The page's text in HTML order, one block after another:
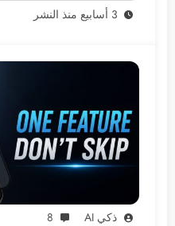
3 أسابيع منذ النشر
ذكي AI 8